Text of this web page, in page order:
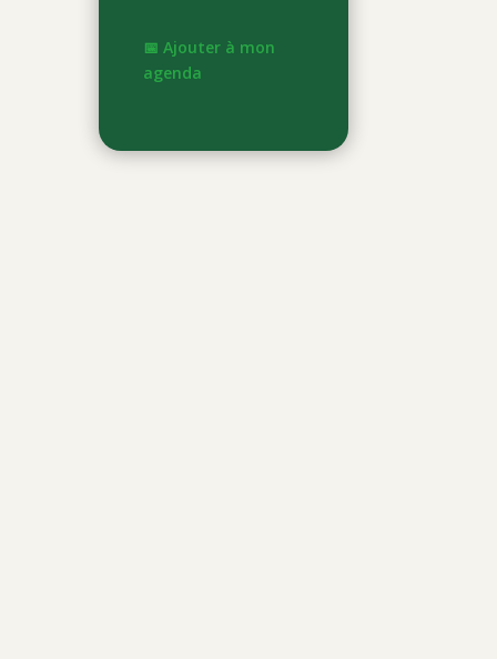
📅 Ajouter à mon
agenda